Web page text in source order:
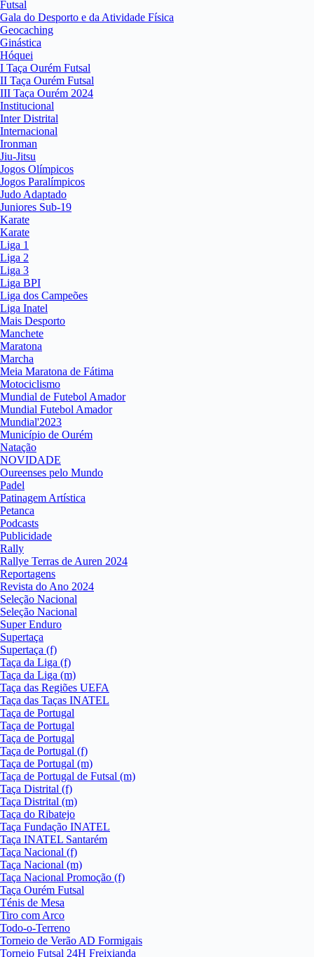
Futsal
Gala do Desporto e da Atividade Física
Geocaching
Ginástica
Hóquei
I Taça Ourém Futsal
II Taça Ourém Futsal
III Taça Ourém 2024
Institucional
Inter Distrital
Internacional
Ironman
Jiu-Jitsu
Jogos Olímpicos
Jogos Paralímpicos
Judo Adaptado
Juniores Sub-19
Karate
Karate
Liga 1
Liga 2
Liga 3
Liga BPI
Liga dos Campeões
Liga Inatel
Mais Desporto
Manchete
Maratona
Marcha
Meia Maratona de Fátima
Motociclismo
Mundial de Futebol Amador
Mundial Futebol Amador
Mundial'2023
Município de Ourém
Natação
NOVIDADE
Oureenses pelo Mundo
Padel
Patinagem Artística
Petanca
Podcasts
Publicidade
Rally
Rallye Terras de Auren 2024
Reportagens
Revista do Ano 2024
Seleção Nacional
Seleção Nacional
Super Enduro
Supertaça
Supertaça (f)
Taça da Liga (f)
Taça da Liga (m)
Taça das Regiões UEFA
Taça das Taças INATEL
Taça de Portugal
Taça de Portugal
Taça de Portugal
Taça de Portugal (f)
Taça de Portugal (m)
Taça de Portugal de Futsal (m)
Taça Distrital (f)
Taça Distrital (m)
Taça do Ribatejo
Taça Fundação INATEL
Taça INATEL Santarém
Taça Nacional (f)
Taça Nacional (m)
Taça Nacional Promoção (f)
Taça Ourém Futsal
Ténis de Mesa
Tiro com Arco
Todo-o-Terreno
Torneio de Verão AD Formigais
Torneio Futsal 24H Freixianda